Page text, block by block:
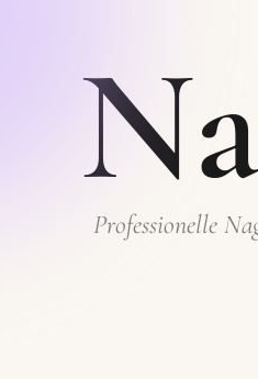
Professionelle